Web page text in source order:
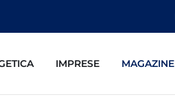
IMPRESE MAGAZINE